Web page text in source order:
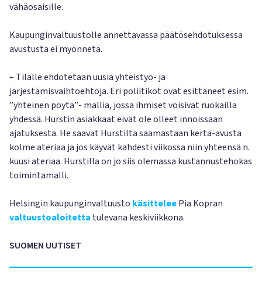
vähäosaisille.
Kaupunginvaltuustolle annettavassa päätösehdotuksessa
avustusta ei myönnetä.
– Tilalle ehdotetaan uusia yhteistyö- ja
järjestämisvaihtoehtoja. Eri poliitikot ovat esittäneet esim.
”yhteinen pöytä”- mallia, jossa ihmiset voisivat ruokailla
yhdessä. Hurstin asiakkaat eivät ole olleet innoissaan
ajatuksesta. He saavat Hurstilta saamastaan kerta-avusta
kolme ateriaa ja jos käyvät kahdesti viikossa niin yhteensä n.
kuusi ateriaa. Hurstilla on jo siis olemassa kustannustehokas
toimintamalli.
Helsingin kaupunginvaltuusto käsitteleePia Kopran
valtuustoaloitetta tulevana keskiviikkona.
SUOMEN UUTISET